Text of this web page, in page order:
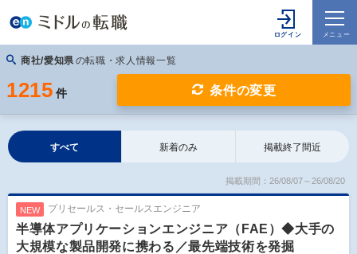
商社/愛知県 の転職・求人情報一覧
1215 件 条件の変更
すべて 新着のみ 掲載終了間近
掲載期間：26/08/07～26/08/20
NEW プリセールス・セールスエンジニア
半導体アプリケーションエンジニア（FAE）◆大手の
大規模な製品開発に携わる／最先端技術を発掘